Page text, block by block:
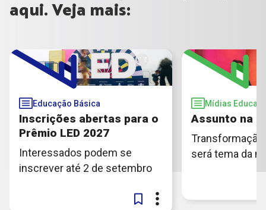
aqui. Veja mais:
Educação Básica
Inscrições abertas para o
Prêmio LED 2027
Interessados podem se
inscrever até 2 de setembro
Mídias
Assunto na
Transformação
será tema da